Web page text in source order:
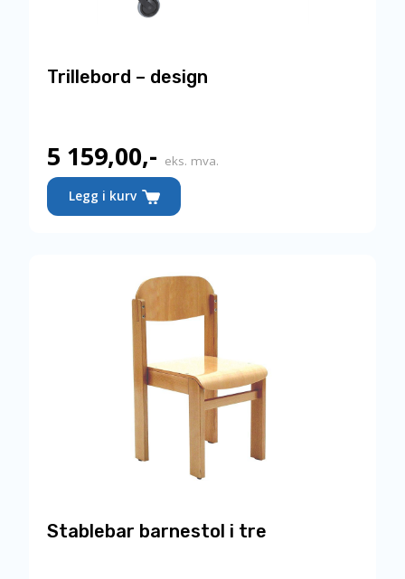
Trillebord – design
5 159,00,- eks. mva.
Legg i kurv
Stablebar barnestol i tre